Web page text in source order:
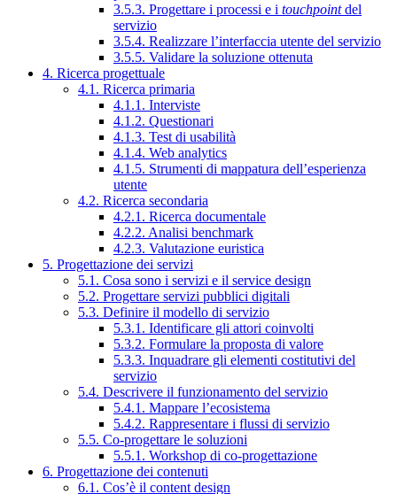
3.5.3. Progettare i processi e i touchpointdel
servizio
3.5.4. Realizzare l’interfaccia utente del servizio
3.5.5. Validare la soluzione ottenuta
4. Ricerca progettuale
4.1. Ricerca primaria
4.1.1. Interviste
4.1.2. Questionari
4.1.3. Test di usabilità
4.1.4. Web analytics
4.1.5. Strumenti di mappatura dell’esperienza
utente
4.2. Ricerca secondaria
4.2.1. Ricerca documentale
4.2.2. Analisi benchmark
4.2.3. Valutazione euristica
5. Progettazione dei servizi
5.1. Cosa sono i servizi e il service design
5.2. Progettare servizi pubblici digitali
5.3. Definire il modello di servizio
5.3.1. Identificare gli attori coinvolti
5.3.2. Formulare la proposta di valore
5.3.3. Inquadrare gli elementi costitutivi del
servizio
5.4. Descrivere il funzionamento del servizio
5.4.1. Mappare l’ecosistema
5.4.2. Rappresentare i flussi di servizio
5.5. Co-progettare le soluzioni
5.5.1. Workshop di co-progettazione
6. Progettazione dei contenuti
6.1. Cos’è il content design